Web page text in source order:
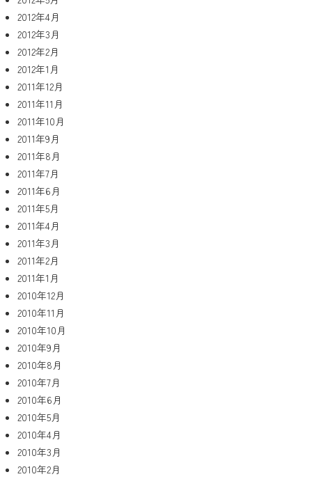
2012年4月
2012年3月
2012年2月
2012年1月
2011年12月
2011年11月
2011年10月
2011年9月
2011年8月
2011年7月
2011年6月
2011年5月
2011年4月
2011年3月
2011年2月
2011年1月
2010年12月
2010年11月
2010年10月
2010年9月
2010年8月
2010年7月
2010年6月
2010年5月
2010年4月
2010年3月
2010年2月